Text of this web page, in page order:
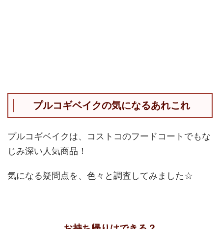
プルコギベイクの気になるあれこれ
プルコギベイクは、コストコのフードコートでもな
じみ深い人気商品！
気になる疑問点を、色々と調査してみました☆